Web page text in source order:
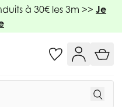
à 30€ les 3m >> Je